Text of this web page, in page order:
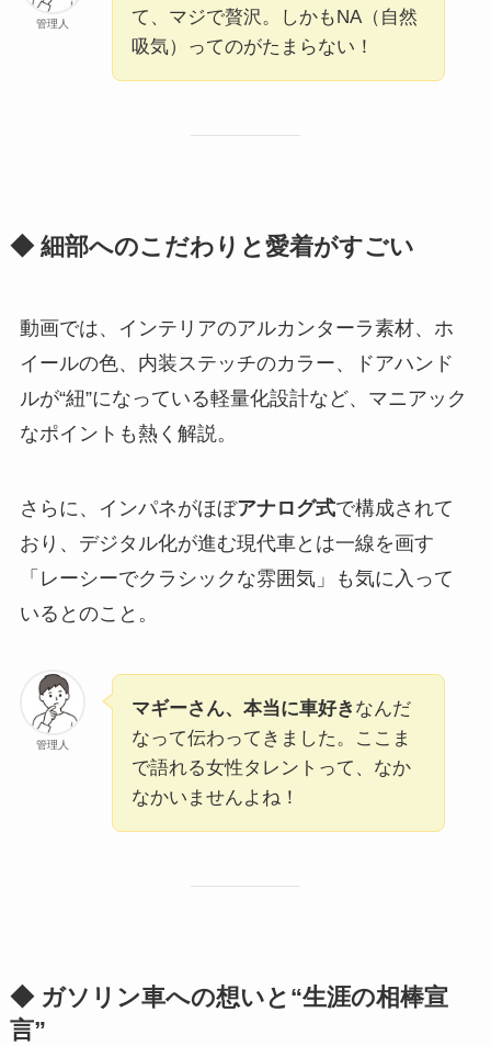
管理人
て、マジで贅沢。しかもNA（自然
吸気）ってのがたまらない！
◆ 細部へのこだわりと愛着がすごい
動画では、インテリアのアルカンターラ素材、ホ
イールの色、内装ステッチのカラー、ドアハンド
ルが“紐”になっている軽量化設計など、マニアック
なポイントも熱く解説。
さらに、インパネがほぼアナログ式で構成されて
おり、デジタル化が進む現代車とは一線を画す
「レーシーでクラシックな雰囲気」も気に入って
いるとのこと。
管理人
マギーさん、本当に車好き なんだ
なって伝わってきました。ここま
で語れる女性タレントって、なか
なかいませんよね！
◆ ガソリン車への想いと“生涯の相棒宣
言”